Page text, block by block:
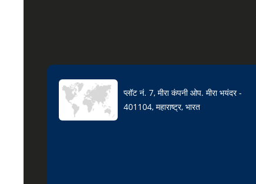
प्लॉट नं. 7, मीरा कंपनी ओप. मीरा भयंदर -
401104, महाराष्ट्र, भारत